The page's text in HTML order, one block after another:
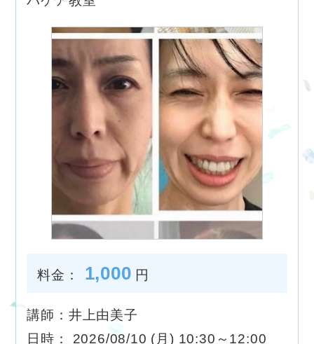
料金： 1,000 円
講師：井上由美子
日時： 2026/08/10 (月) 10:30～12:00